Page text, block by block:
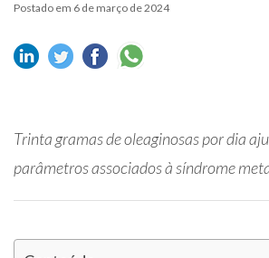
Postado em 6 de março de 2024
Trinta gramas de oleaginosas por dia
parâmetros associados à síndrome